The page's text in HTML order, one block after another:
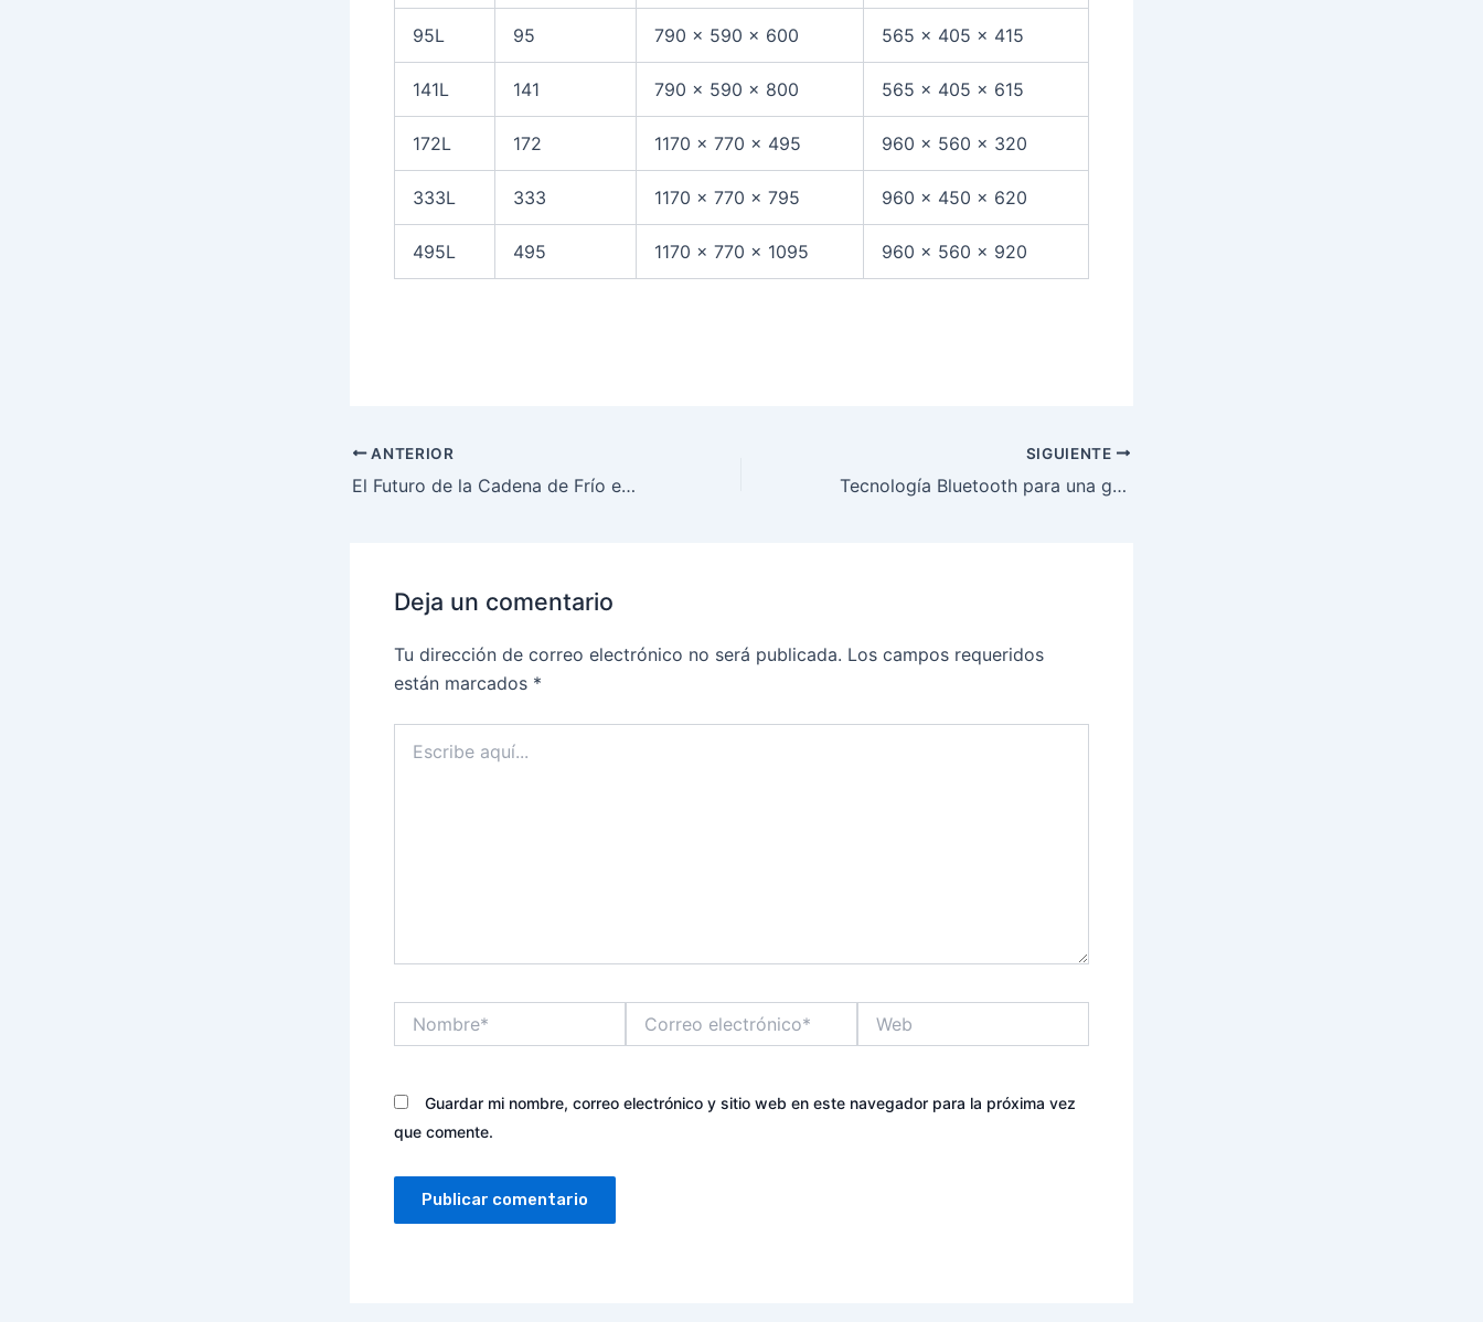
95L 95 790 × 590 × 600 565 × 405 × 415
141L 141 790 × 590 × 800 565 × 405 × 615
172L 172 1170 × 770 × 495 960 × 560 × 320
333L 333 1170 × 770 × 795 960 × 450 × 620
495L 495 1170 × 770 × 1095 960 × 560 × 920
ANTERIOR
El Futuro de la Cadena de Frío en la Salud: Innovaciones Clave
SIGUIENTE
Tecnología Bluetooth para una gestión eficiente
Deja un comentario
Tu dirección de correo electrónico no será publicada. Los campos requeridos
están marcados *
aquí...
electrónico*
Guardar mi nombre, correo electrónico y sitio web en este navegador para la próxima vez
que comente.